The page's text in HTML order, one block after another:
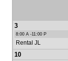
3
8:00 A -11:00 P
Rental JL
10